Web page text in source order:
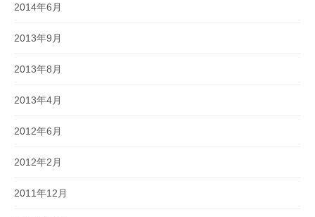
2014年6月
2013年9月
2013年8月
2013年4月
2012年6月
2012年2月
2011年12月